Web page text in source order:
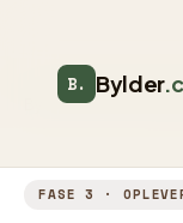
B. Bylder
Bylder›Gidsen
FASE 3 ·